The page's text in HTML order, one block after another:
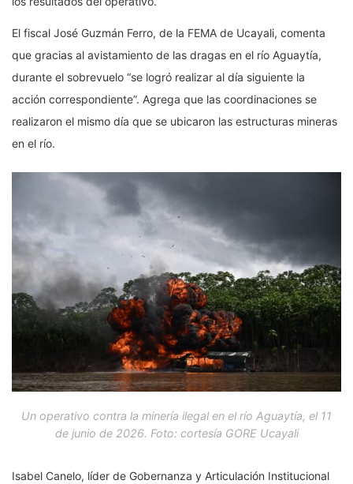
El fiscal José Guzmán Ferro, de la FEMA de Ucayali, comenta
que gracias al avistamiento de las dragas en el río Aguaytía,
durante el sobrevuelo “se logró realizar al día siguiente la
acción correspondiente”. Agrega que las coordinaciones se
realizaron el mismo día que se ubicaron las estructuras mineras
en el río.
Un operativo contra la minería ilegal en el río Aguaytía, el 11
de junio de 2026. Foto: cortesía GORE Ucayali
Isabel Canelo, líder de Gobernanza y Articulación Institucional